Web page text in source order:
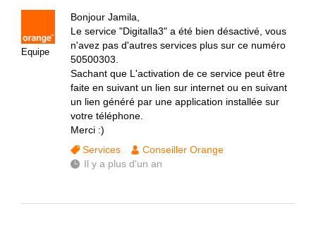
Equipe
Bonjour Jamila,
Le service "Digitalla3" a été bien désactivé, vous
n'avez pas d'autres services plus sur ce numéro
50500303.
Sachant que L'activation de ce service peut être
faite en suivant un lien sur internet ou en suivant
un lien généré par une application installée sur
votre téléphone.
Merci :)
Services
Conseiller Orange
Il y a plus d'un an